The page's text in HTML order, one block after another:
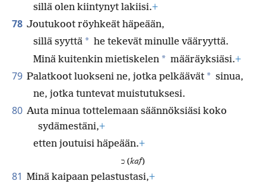
sillä olen kiintynyt lakiisi.+
78 Joutukoot röyhkeät häpeään,
sillä syyttä * he tekevät minulle vääryyttä.
Minä kuitenkin mietiskelen * määräyksiäsi.+
79 Palatkoot luokseni ne, jotka pelkäävät * sinua,
ne, jotka tuntevat muistutuksesi.
80 Auta minua tottelemaan säännöksiäsi koko
sydämestäni,+
etten joutuisi häpeään.+
כ (kaf)
81 Minä kaipaan pelastustasi,+